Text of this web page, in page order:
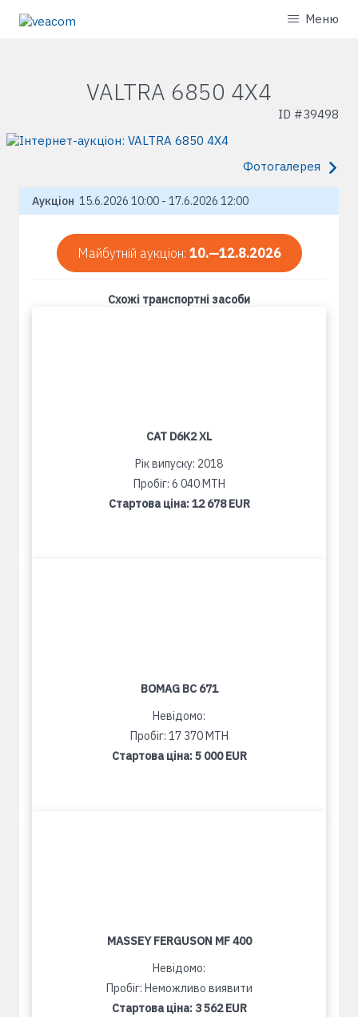
Меню
VALTRA 6850 4X4
ID #39498
Фотогалерея
Аукціон 15.6.2026 10:00 - 17.6.2026 12:00
Майбутній аукціон: 10.—12.8.2026
Схожі транспортні засоби
CAT D6K2 XL
Рік випуску: 2018
Пробіг: 6 040 MTH
Стартова ціна:12 678 EUR
BOMAG BC 671
Невідомо:
Пробіг: 17 370 MTH
Стартова ціна:5 000 EUR
MASSEY FERGUSON MF 400
Невідомо:
Пробіг: Неможливо виявити
Стартова ціна: 3 562 EUR